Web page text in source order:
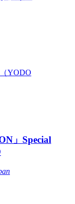
YODO
」Special